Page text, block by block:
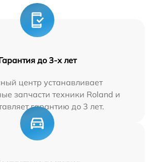
до 3-х лет
центр устанавливает
запчасти техники Roland и
гарантию до 3 лет.